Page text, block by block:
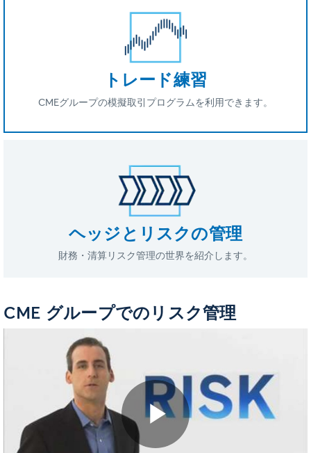
トレード練習
CMEグループの模擬取引プログラムを利用できます。
ヘッジとリスクの管理
財務・清算リスク管理の世界を紹介します。
CME グループでのリスク管理